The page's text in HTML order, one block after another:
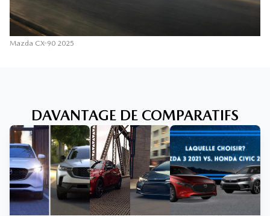
Mazda CX-90 2025
DAVANTAGE DE COMPARATIFS